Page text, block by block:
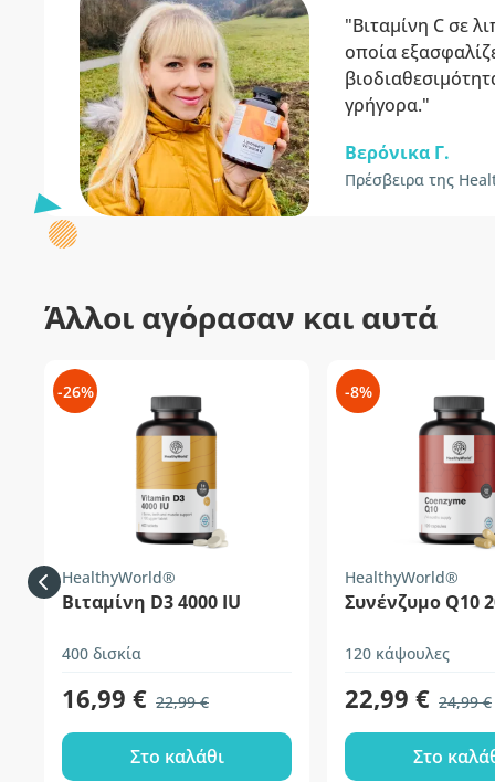
"Βιταμίνη C σε
οποία
γρήγορα."
Βερόνικα Γ.
Πρέσβειρα της
Άλλοι αγόρασαν και αυτά
-26%
HealthyWorld®
Βιταμίνη D3 4000 IU
400 δισκία
16,99 € 22,99 €
Στο καλάθι
-8%
HealthyWorld®
Συνένζυμο Q10
120 κάψουλες
22,99 € 24,99 €
Στο